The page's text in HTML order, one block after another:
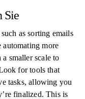
Sie
as sorting emails
automating more
smaller scale to
for tools that
tasks, allowing you
finalized. This is